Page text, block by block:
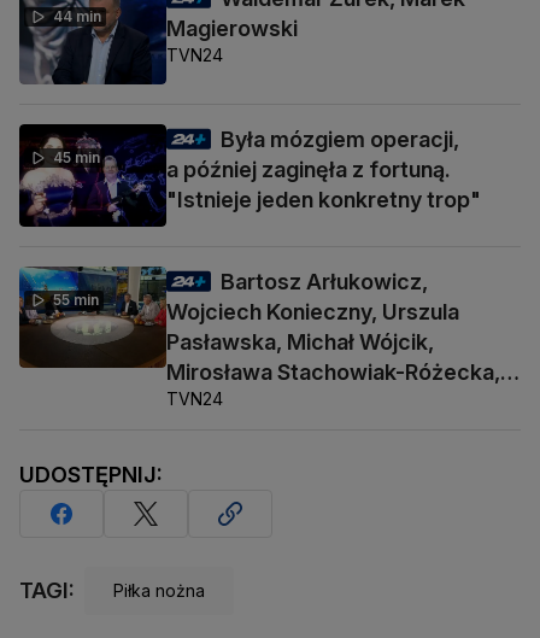
44 min
Magierowski
TVN24
45 min
Była mózgiem operacji,
a później zaginęła z fortuną.
"Istnieje jeden konkretny trop"
55 min
Bartosz Arłukowicz,
Wojciech Konieczny, Urszula
Pasławska, Michał Wójcik,
Mirosława Stachowiak-Różecka,
Barbara Socha
TVN24
UDOSTĘPNIJ:
TAGI: Piłka nożna